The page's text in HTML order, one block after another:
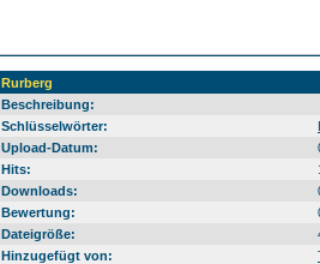
Rurberg
Beschreibung:
Schlüsselwörter:
Upload-Datum:
Hits:
Downloads:
Bewertung:
Dateigröße:
Hinzugefügt von: